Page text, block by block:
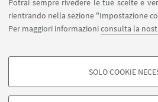
Potrai sempre rivedere le tue scelte e
rientrando nella sezione "Impostazione
Per maggiori informazioniconsulta la
COOKIE DI PROFILAZIONE -
SOLO COOKIE
proprius:classica|
classica|
prosum:classica|